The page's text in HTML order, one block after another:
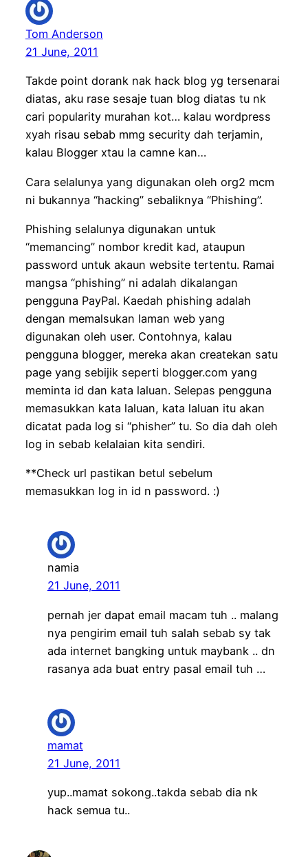
Tom Anderson
21 June, 2011
Takde point dorank nak hack blog yg tersenarai
diatas, aku rase sesaje tuan blog diatas tu nk
cari popularity murahan kot… kalau wordpress
xyah risau sebab mmg security dah terjamin,
kalau Blogger xtau la camne kan…
Cara selalunya yang digunakan oleh org2 mcm
ni bukannya “hacking” sebaliknya “Phishing”.
Phishing selalunya digunakan untuk
“memancing” nombor kredit kad, ataupun
password untuk akaun website tertentu. Ramai
mangsa “phishing” ni adalah dikalangan
pengguna PayPal. Kaedah phishing adalah
dengan memalsukan laman web yang
digunakan oleh user. Contohnya, kalau
pengguna blogger, mereka akan createkan satu
page yang sebijik seperti blogger.com yang
meminta id dan kata laluan. Selepas pengguna
memasukkan kata laluan, kata laluan itu akan
dicatat pada log si “phisher” tu. So dia dah oleh
log in sebab kelalaian kita sendiri.
**Check url pastikan betul sebelum
memasukkan log in id n password. :)
namia
21 June, 2011
pernah jer dapat email macam tuh .. malang
nya pengirim email tuh salah sebab sy tak
ada internet bangking untuk maybank .. dn
rasanya ada buat entry pasal email tuh …
mamat
21 June, 2011
yup..mamat sokong..takda sebab dia nk
hack semua tu..